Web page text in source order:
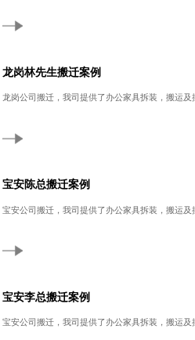
龙岗林先生搬迁案例
龙岗公司搬迁，我司提供了办公家具拆装，搬运及
宝安陈总搬迁案例
宝安公司搬迁，我司提供了办公家具拆装，搬运及
宝安李总搬迁案例
宝安公司搬迁，我司提供了办公家具拆装，搬运及